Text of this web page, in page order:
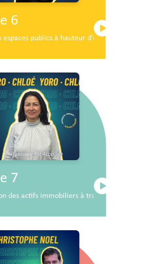
6
espaces publics à hauteur d’enfants
7
des actifs immobiliers à travers la RSE